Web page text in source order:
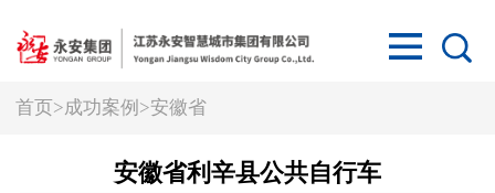
首页>成功案例 >安徽省
安徽省利辛县公共自行车